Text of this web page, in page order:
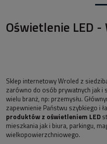
Oświetlenie LED
Sklep internetowy Wroled z
zarówno do osób prywatnych jak
wielu branż, np: przemysłu.
zapewnienie Państwu szybkiego i
produktów z oświetleniem LED
mieszkania jak i biura, parkingu,
wielkopowierzchniowego.